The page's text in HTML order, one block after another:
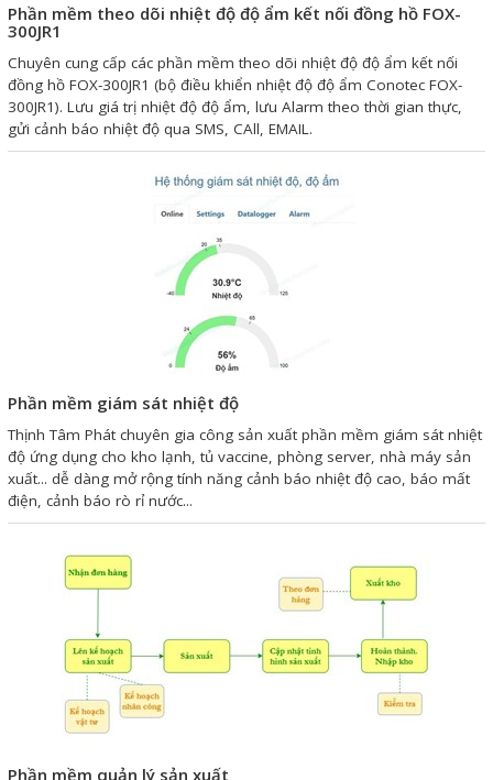
Phần mềm theo dõi nhiệt độ độ ẩm kết nối đồng hồ FOX-
300JR1
Chuyên cung cấp các phần mềm theo dõi nhiệt độ độ ẩm kết nối
đồng hồ FOX-300JR1 (bộ điều khiển nhiệt độ độ ẩm Conotec FOX-
300JR1). Lưu giá trị nhiệt độ độ ẩm, lưu Alarm theo thời gian thực,
gửi cảnh báo nhiệt độ qua SMS, CAll, EMAIL.
Phần mềm giám sát nhiệt độ
Thịnh Tâm Phát chuyên gia công sản xuất phần mềm giám sát nhiệt
độ ứng dụng cho kho lạnh, tủ vaccine, phòng server, nhà máy sản
xuất... dễ dàng mở rộng tính năng cảnh báo nhiệt độ cao, báo mất
điện, cảnh báo rò rỉ nước...
Phần mềm quản lý sản xuất
và quản lý
Sửa chữa biến tần
Sửa chữa PLC
điều khiển motor bước
Sửa chữa bộ nguồn
Sửa motor - Quấn motor
Lập trình PLC
Lập trình màn hình HMI
Lập trình hệ thống Scada
Lập trình hệ thống Servo
Crack password HMI
Thông tin hữu ích